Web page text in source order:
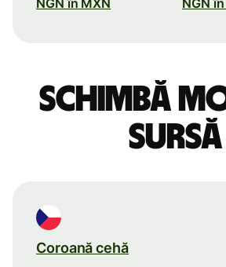
Schimbă
sursă
Coroană cehă